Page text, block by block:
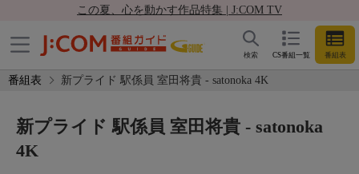
この夏、心を動かす作品特集 | J:COM TV
CS番組一覧 番組表
検索
番組表 新プライド 駅係員 室田将貴 - satonoka 4K
新プライド 駅係員 室田将貴 - satonoka
4K